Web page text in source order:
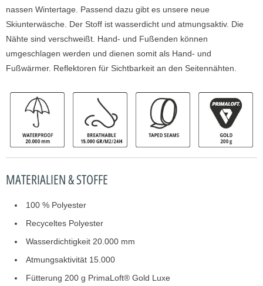
u
k
t
v
e
a
i
nassen Wintertage. Passend dazu gibt es unsere neue
Skiunterwäsche. Der Stoff ist wasserdicht und atmungsaktiv. Die
Nähte sind verschweißt. Hand- und Fußenden können
umgeschlagen werden und dienen somit als Hand- und
Fußwärmer. Reflektoren für Sichtbarkeit an den Seitennähten.
MATERIALIEN & STOFFE
100 % Polyester
Recyceltes Polyester
Wasserdichtigkeit 20.000 mm
Atmungsaktivität 15.000
Fütterung 200 g PrimaLoft® Gold Luxe